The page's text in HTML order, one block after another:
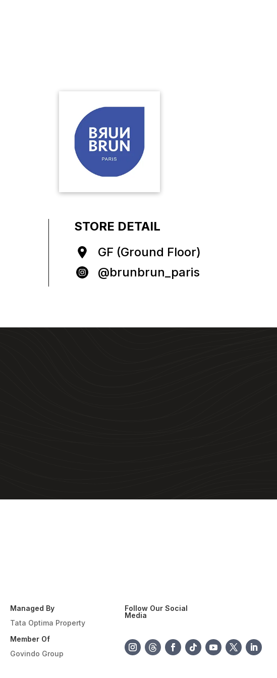
STORE DETAIL
GF (Ground Floor)
@brunbrun_paris
Managed By
Tata Optima Property
Member Of
Govindo Group
Follow Our Social
Media